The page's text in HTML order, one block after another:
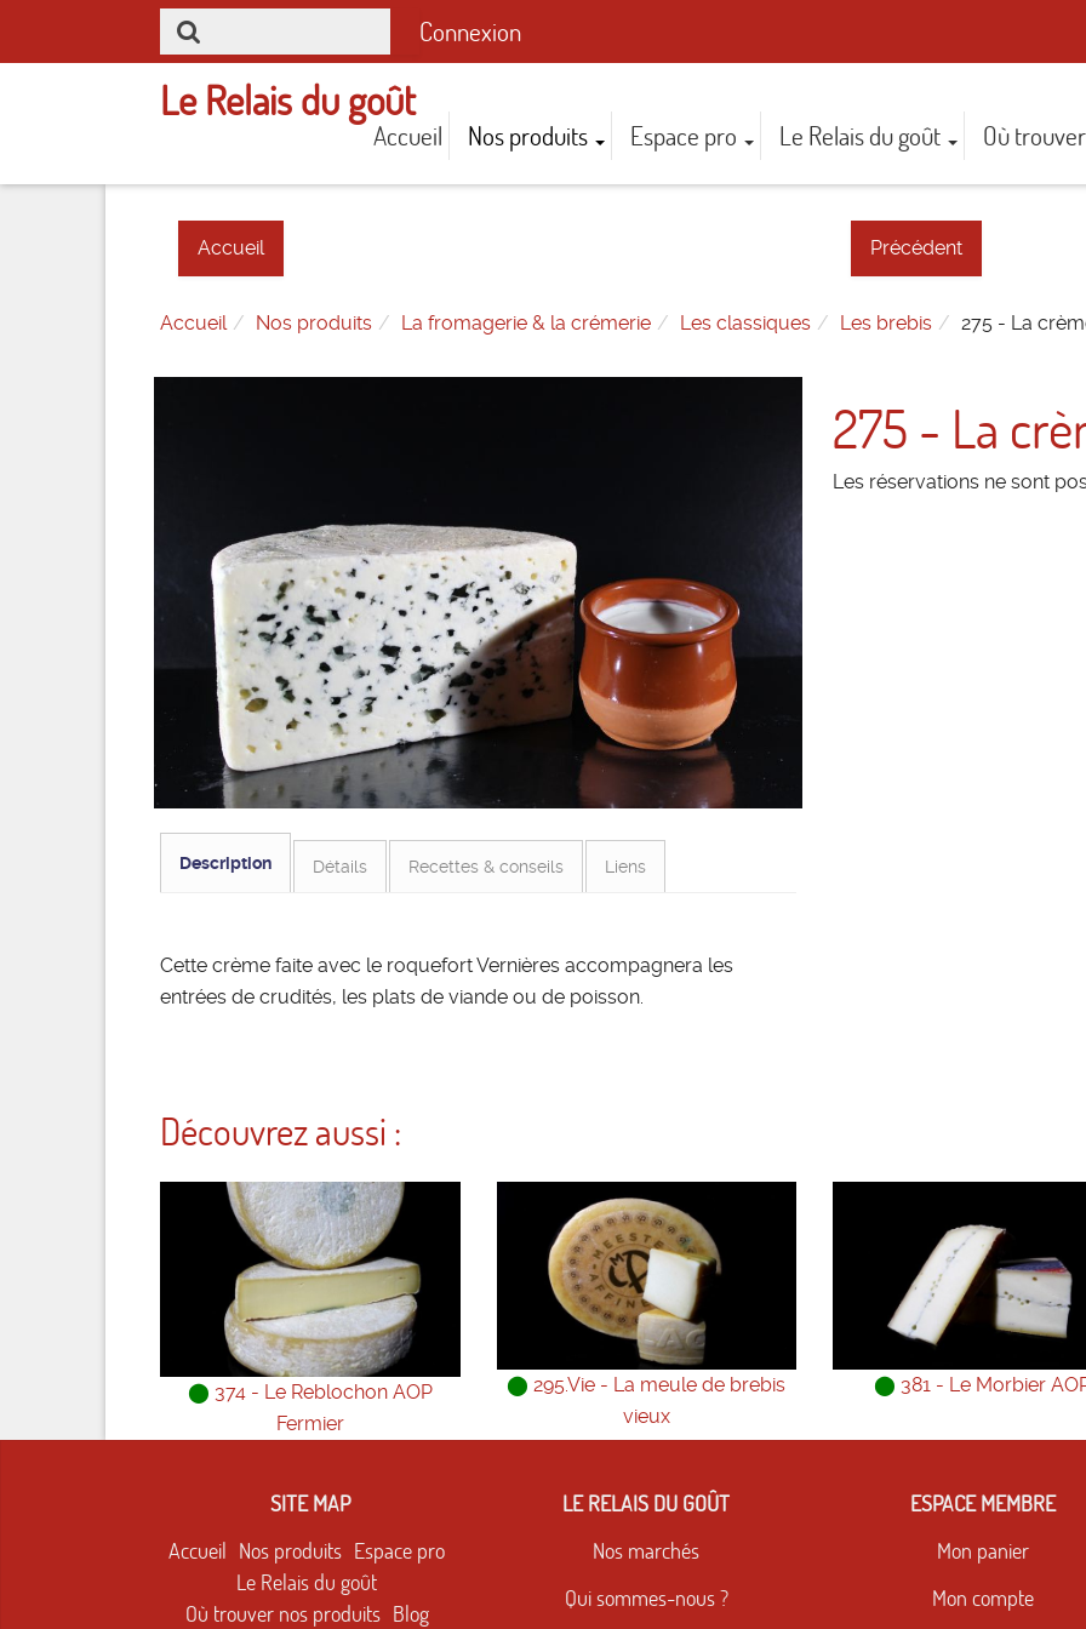
Connexion
Le Relais du goût
Accueil Nos produits Espace pro Le Relais du goût Où
Accueil Précédent
Accueil Nos produits La fromagerie & la crémerie Les classiques Les brebis 275 - La
275 - La
Les réservations ne sont
Description Détails Recettes & conseils Liens
Cette crème faite avec le roquefort Vernières accompagnera les
entrées de crudités, les plats de viande ou de poisson.
Découvrez aussi :
⬤ 374 - Le Reblochon AOP
Fermier
⬤295.Vie - La meule de brebis
vieux
⬤ 381 - Le Morbier
SITE MAP
Accueil Nos produits Espace pro
Le Relais du goût
Où trouver nos produits Blog
LE RELAIS DU GOÛT
Nos marchés
Qui sommes-nous ?
ESPACE MEMBRE
Mon panier
Mon compte